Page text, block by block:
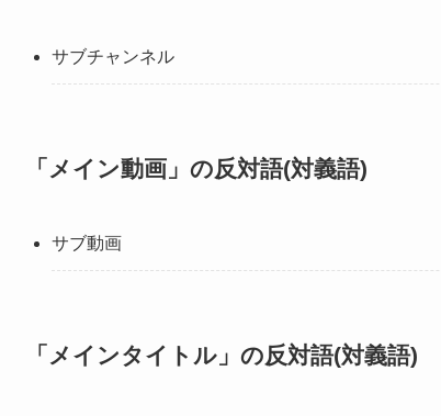
サブチャンネル
「メイン動画」の反対語(対義語)
サブ動画
「メインタイトル」の反対語(対義語)